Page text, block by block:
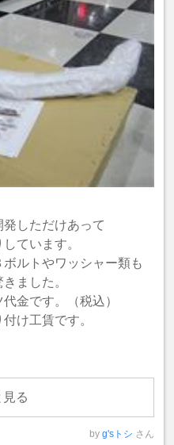
ただけあって
います。
やワッシャー類も
した。
です。（税込）
け工賃です。
見る
by g'sトシ さん